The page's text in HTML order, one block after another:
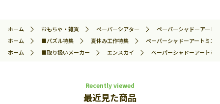
ホーム おもちゃ・雑貨 ペーパーシアター
ペーパーシャドーアー
ホーム
■パズル特集 夏休み工作特集
ペーパーシャドーアートミ
ホーム
■取り扱いメーカー エンスカイ ペーパーシャドーアート
Recently viewed
最近見た商品